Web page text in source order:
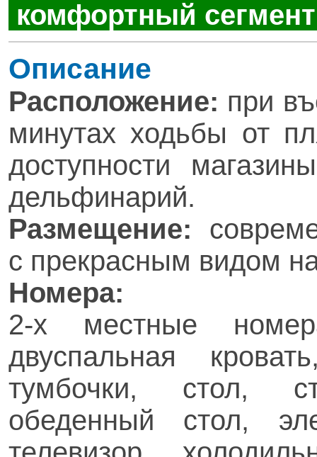
комфортный
Описание
Расположение: при
минутах ходьбы от
доступности
дельфинарий.
Размещение:
с прекрасным видом
Номера:
2-х местные
двуспальная
тумбочки, стол,
обеденный стол,